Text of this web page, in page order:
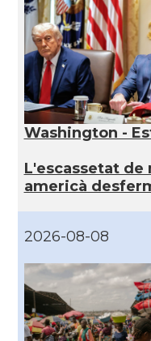
Washington -
L'escassetat
americà
2026-08-08